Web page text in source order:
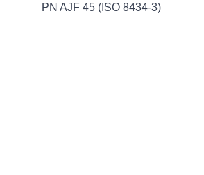
PN AJF 45 (ISO 8434-3)